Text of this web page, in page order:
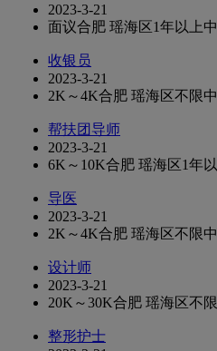
2023-3-21
面议合肥 瑶海区1年以上
收银员
2023-3-21
2K～4K合肥 瑶海区不限
帮扶团导师
2023-3-21
6K～10K合肥 瑶海区1年
导医
2023-3-21
2K～4K合肥 瑶海区不限
设计师
2023-3-21
20K～30K合肥 瑶海区不限
整形护士